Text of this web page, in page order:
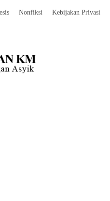
Nonfiksi Kebijakan Privasi